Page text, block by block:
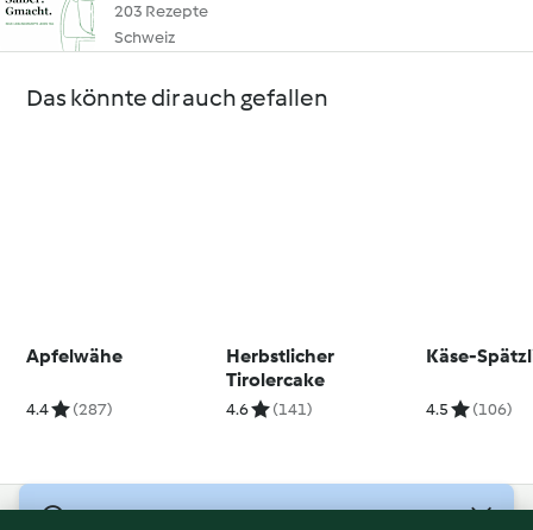
203 Rezepte
Schweiz
Das könnte dir auch gefallen
Apfelwähe
4.4 (287)
Herbstlicher
Tirolercake
4.6 (141)
Käse-
4.5 (106)